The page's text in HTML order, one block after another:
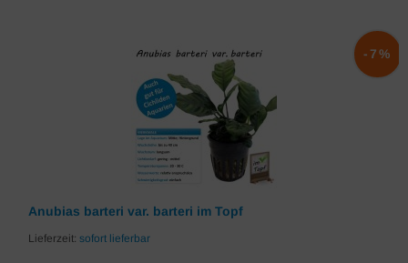
Anubias barteri var. barteri im Topf
Lieferzeit: sofort lieferbar
-7%